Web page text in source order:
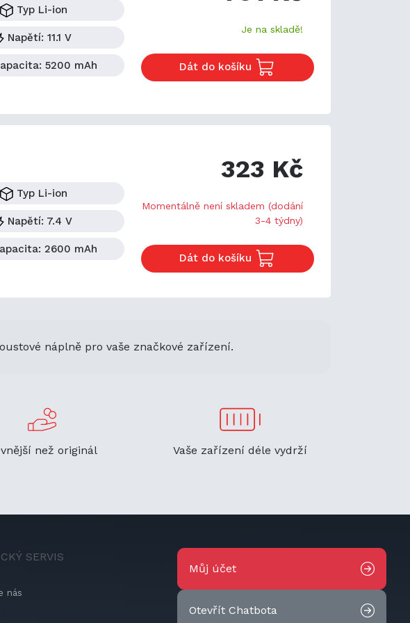
Typ Li-ion
Napětí: 11.1 V
5200 mAh
Je na skladě!
Dát do košíku
Typ Li-ion
Napětí: 7.4 V
2600 mAh
323 Kč
Momentálně není skladem (dodání
3-4 týdny)
Dát do košíku
náplně pro vaše značkové zařízení.
než originál Vaše zařízení déle vydrží
SERVIS
nás
Můj účet
Otevřít Chatbota